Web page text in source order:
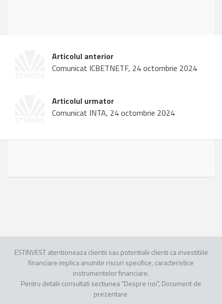
Articolul anterior
Comunicat ICBETNETF, 24 octombrie 2024
Articolul urmator
Comunicat INTA, 24 octombrie 2024
ESTINVEST atentioneaza clientii sau potentialii clienti ca investitiile
financiare implica anumite riscuri specifice, caracteristice
instrumentelor financiare.
Pentru detalii consultati sectiunea "Despre noi", Document de
prezentare.